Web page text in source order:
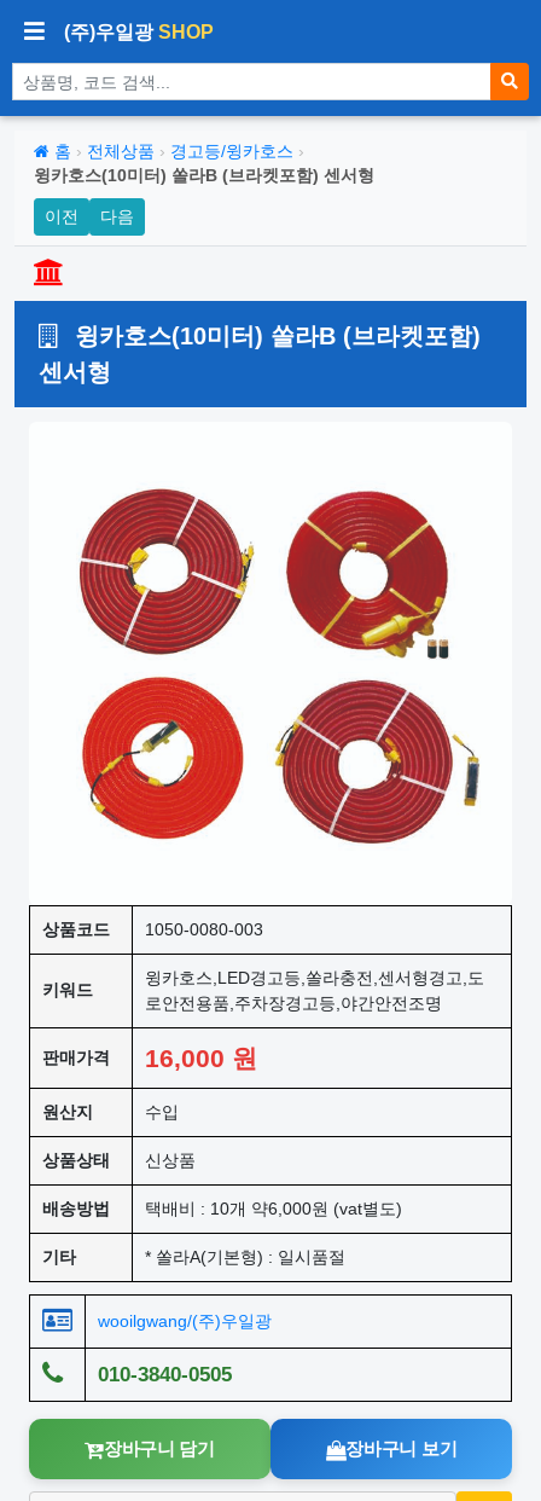
(주)우일광SHOP
상품 검색
홈 › 전체상품 › 경고등/윙카호스 ›
윙카호스(10미터) 쏠라B (브라켓포함) 센서형
이전 다음
윙카호스(10미터) 쏠라B (브라켓포함)
센서형
상품코드 1050-0080-003
키워드
윙카호스,LED경고등,쏠라충전,센서형경고,도
로안전용품,주차장경고등,야간안전조명
판매가격 16,000 원
원산지 수입
상품상태 신상품
배송방법 택배비 : 10개 약6,000원 (vat별도)
기타 * 쏠라A(기본형) : 일시품절
wooilgwang/(주)우일광
010-3840-0505
장바구니 담기 장바구니 보기